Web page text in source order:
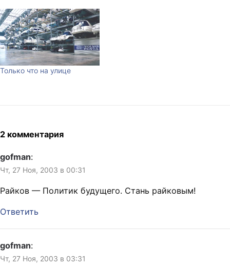
Только что на улице
2 комментария
gofman:
Чт, 27 Ноя, 2003 в 00:31
Райков — Политик будущего. Стань райковым!
Ответить
gofman:
Чт, 27 Ноя, 2003 в 03:31